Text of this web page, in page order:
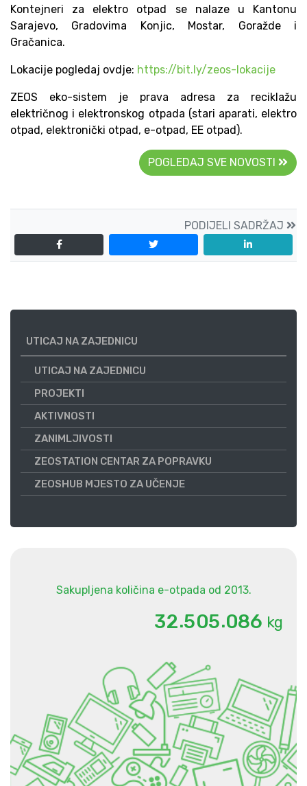
Kontejneri za elektro otpad se nalaze u Kantonu
Sarajevo, Gradovima Konjic, Mostar, Goražde i
Gračanica.
Lokacije pogledaj ovdje: https://bit.ly/zeos-lokacije
ZEOS eko-sistem je prava adresa za reciklažu
električnog i elektronskog otpada (stari aparati, elektro
otpad, elektronički otpad, e-otpad, EE otpad).
POGLEDAJ SVE NOVOSTI
PODIJELI SADRŽAJ
UTICAJ NA ZAJEDNICU
UTICAJ NA ZAJEDNICU
PROJEKTI
AKTIVNOSTI
ZANIMLJIVOSTI
ZEOSTATION CENTAR ZA POPRAVKU
ZEOSHUB MJESTO ZA UČENJE
Sakupljena količina e-otpada od 2013.
32.505.086 kg